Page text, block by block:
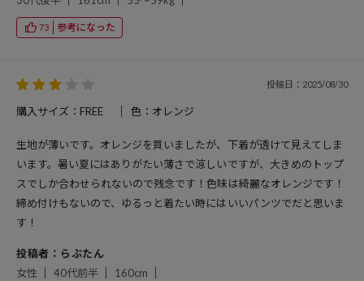
73 参考になった
投稿日：2025/08/30
購入サイズ：FREE 色：オレンジ
生地が薄いです。オレンジを買いましたが、下着が透けて見えてしま
います。暑い夏にはありがたい薄さで涼しいですが、大きめのトップ
スでしか合わせられないので残念です！色味は綺麗なオレンジです！
締め付けもないので、ゆるっと着たい時にはいいパンツでだと思いま
す！
投稿者：らぶたん
女性
40代前半 160cm